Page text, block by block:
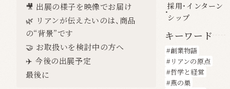
🎥 出展の様子を映像でお届け
🌿 リアンが伝えたいのは、商品
の“背景”です
🤝 お取扱いを検討中の方へ
✈️ 今後の出展予定
最後に
採用・インターン
シップ
キーワード
創業物語
リアンの原点
哲学と経営
燕の巣